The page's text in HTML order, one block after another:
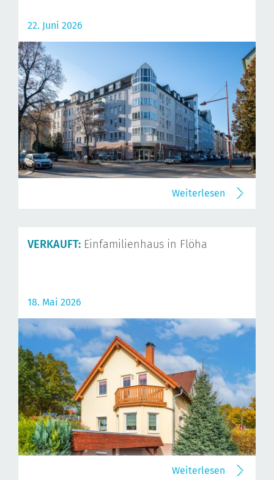
22. Juni 2026
Weiterlesen
VERKAUFT: Einfamilienhaus in Flöha
18. Mai 2026
Weiterlesen